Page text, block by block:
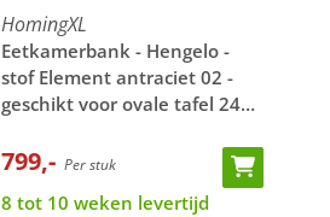
HomingXL
Eetkamerbank - Hengelo -
stof Element antraciet 02 -
geschikt voor ovale tafel 240
799,- Per stuk
8 tot 10 weken levertijd